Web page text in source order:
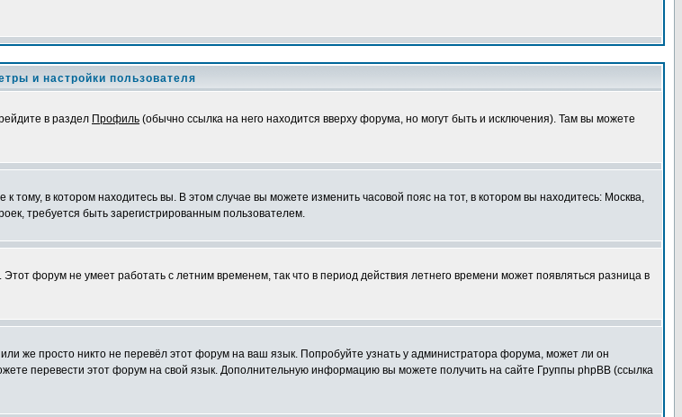
и настройки пользователя
в раздел Профиль (обычно ссылка на него находится вверху форума, но могут быть и исключения). Там вы можете
в котором находитесь вы. В этом случае вы можете изменить часовой пояс на тот, в котором вы находитесь: Москва,
требуется быть зарегистрированным пользователем.
форум не умеет работать с летним временем, так что в период действия летнего времени может появляться разница в
же просто никто не перевёл этот форум на ваш язык. Попробуйте узнать у администратора форума, может ли он
перевести этот форум на свой язык. Дополнительную информацию вы можете получить на сайте Группы phpBB (ссылка